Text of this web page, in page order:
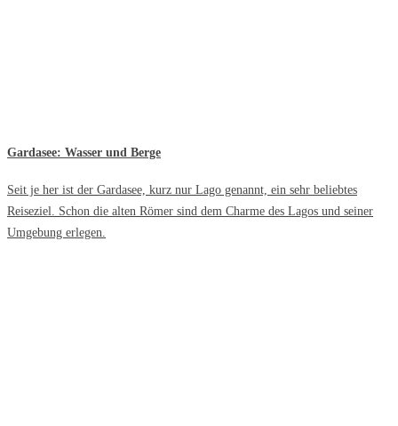
Gardasee: Wasser und Berge
Seit je her ist der Gardasee, kurz nur Lago genannt, ein sehr beliebtes
Reiseziel. Schon die alten Römer sind dem Charme des Lagos und seiner
Umgebung erlegen.